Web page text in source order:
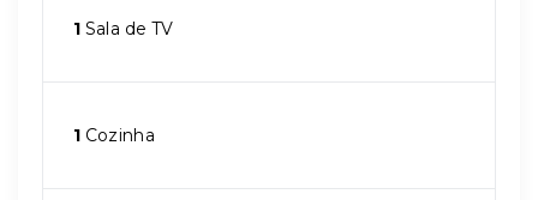
1 Sala de TV
1 Cozinha